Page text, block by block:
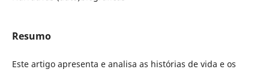
Resumo
Este artigo apresenta e analisa as histórias de vida e os